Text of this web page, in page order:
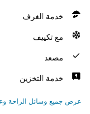
خدمة الغرف
مع تكييف
مصعد
خدمة التخزين
عرض جميع وسائل الراحة